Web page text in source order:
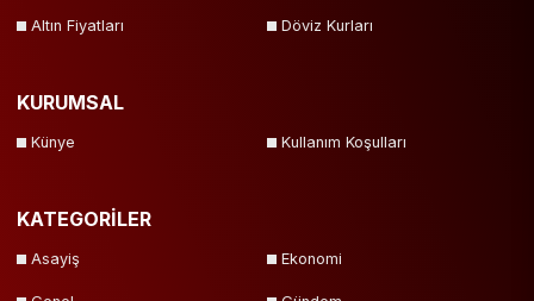
Altın Fiyatları Döviz Kurları
KURUMSAL
Künye Kullanım Koşulları
KATEGORİLER
Asayiş Ekonomi